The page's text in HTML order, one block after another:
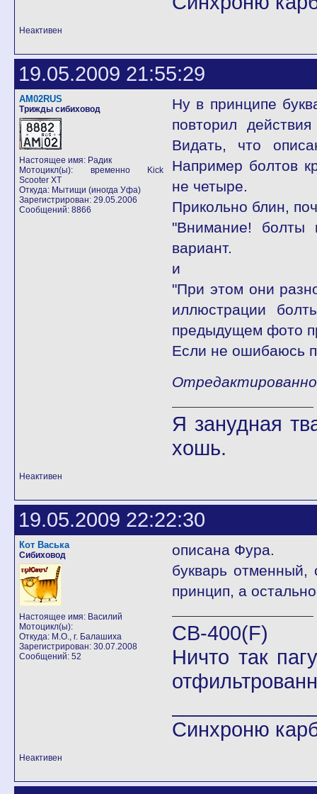
Неактивен
19.05.2009 21:55:29
AM02RUS
Трижды сибиховод
Настоящее имя: Радик
Мотоцикл(ы): временно Kick
Scooter XT
Откуда: Мытищи (иногда Уфа)
Зарегистрирован: 29.05.2006
Сообщений: 8866
Ну в принципе
повторил
Видать, что
Например болтов
не четыре.
Прикольно блин,
"Внимание! болты
вариант.
и
"При этом они
иллюстрации
предыдущем фото
Если не ошибаюсь
Я занудная
хошь.
Неактивен
19.05.2009 22:22:30
Кот Васька
Сибиховод
Настоящее имя: Василий
Мотоцикл(ы):
Откуда: М.О., г. Балашиха
Зарегистрирован: 30.07.2008
Сообщений: 52
описана Фура.
букварь
принцип, а
CB-400(F)
Ничто так
Синхроню
Неактивен